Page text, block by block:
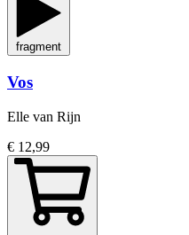
fragment
Vos
Elle van Rijn
€ 12,99